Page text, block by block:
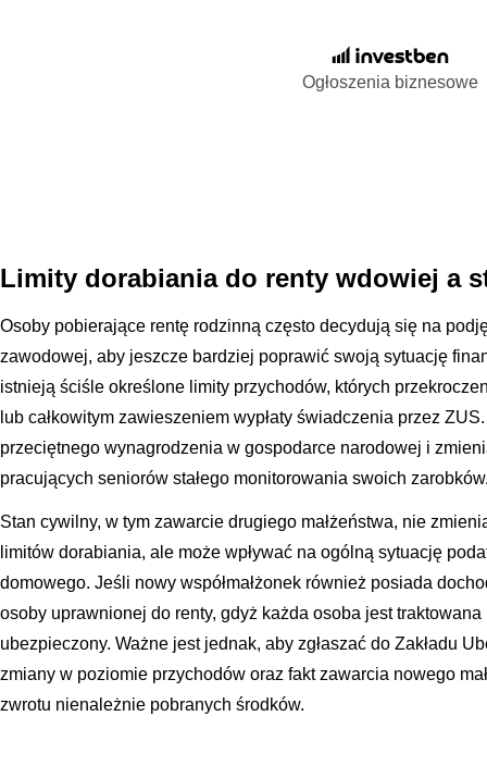
Ogłoszenia biznesowe
Limity dorabiania do renty wdowiej a
Osoby pobierające rentę rodzinną często decydują się na
zawodowej, aby jeszcze bardziej poprawić swoją sytuację
istnieją ściśle określone limity przychodów, których
lub całkowitym zawieszeniem wypłaty świadczenia przez
przeciętnego wynagrodzenia w gospodarce narodowej i
pracujących seniorów stałego monitorowania swoich
Stan cywilny, w tym zawarcie drugiego małżeństwa, nie
limitów dorabiania, ale może wpływać na ogólną sytuację
domowego. Jeśli nowy współmałżonek również posiada
osoby uprawnionej do renty, gdyż każda osoba jest
ubezpieczony. Ważne jest jednak, aby zgłaszać do Zakładu
zmiany w poziomie przychodów oraz fakt zawarcia nowego
zwrotu nienależnie pobranych środków.